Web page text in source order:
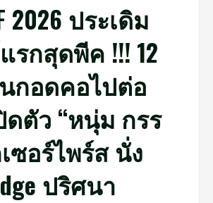
2026 ประเดิม
รกสุดพีค !!! 12
กอดคอไปต่อ
ดตัว “หนุ่ม กรร
ซอร์ไพร์ส นั่ง
ปริศนา